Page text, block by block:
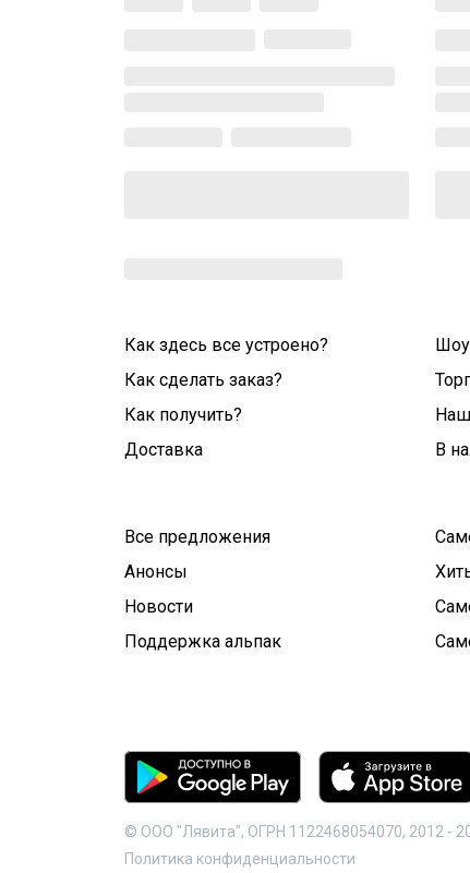
Как здесь все устроено?
Как сделать заказ?
Как получить?
Доставка
В
Все предложения
Анонсы
Новости
Поддержка альпак
© ООО "Лявита", ОГРН 1122468054070, 2012 -
Политика конфиденциальности